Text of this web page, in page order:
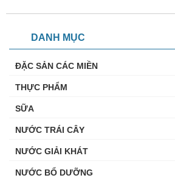
DANH MỤC
ĐẶC SẢN CÁC MIỀN
THỰC PHẨM
SỮA
NƯỚC TRÁI CÂY
NƯỚC GIẢI KHÁT
NƯỚC BỔ DƯỠNG